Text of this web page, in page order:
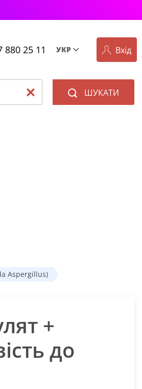
880 25 11
УКР
Вхід
ШУКАТИ
Aspergillus)
+
до